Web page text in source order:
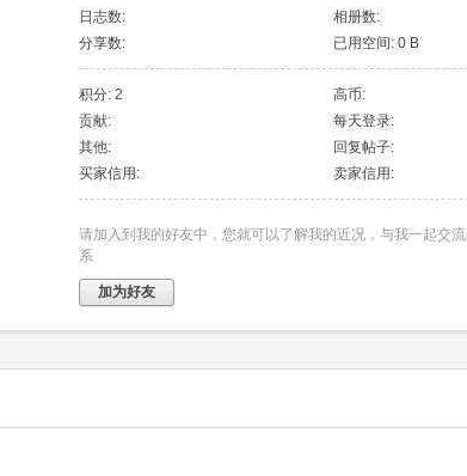
日志数:
相册数:
分享数:
已用空间: 0 B
积分: 2
高币:
贡献:
每天登录:
其他:
回复帖子:
买家信用:
卖家信用:
请加入到我的好友中，您就可以了解我的近况，与我一起交
系
加为好友